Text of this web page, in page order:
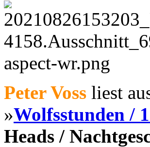
Peter Voss liest
»Wolfsstunden /
Heads /